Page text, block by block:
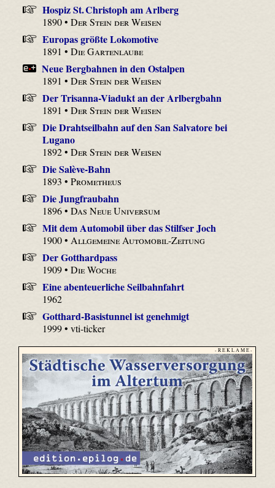
Hospiz St. Christoph am Arlberg
1890 •Der Stein der Weisen
Europas größte Lokomotive
1891 •Die Gartenlaube
Neue Bergbahnen in den Ostalpen
1891 •Der Stein der Weisen
Der Trisanna-Viadukt an der Arlbergbahn
1891 •Der Stein der Weisen
Die Drahtseilbahn auf den San Salvatore bei
Lugano
1892 •Der Stein der Weisen
Die Salève-Bahn
1893 •Prometheus
Die Jungfraubahn
1896 •Das Neue Universum
Mit dem Automobil über das Stilfser Joch
1900 •Allgemeine Automobil-Zeitung
Der Gotthardpass
1909 •Die Woche
Eine abenteuerliche Seilbahnfahrt
1962
Gotthard-Basistunnel ist genehmigt
1999 • vti-ticker
- R E K L A M E -